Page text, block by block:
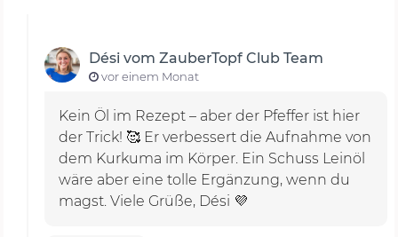
Dési vom ZauberTopf Club Team
vor einem Monat
Kein Öl im Rezept – aber der Pfeffer ist hier
der Trick! 🥰 Er verbessert die Aufnahme von
dem Kurkuma im Körper. Ein Schuss Leinöl
wäre aber eine tolle Ergänzung, wenn du
magst. Viele Grüße, Dési 💜